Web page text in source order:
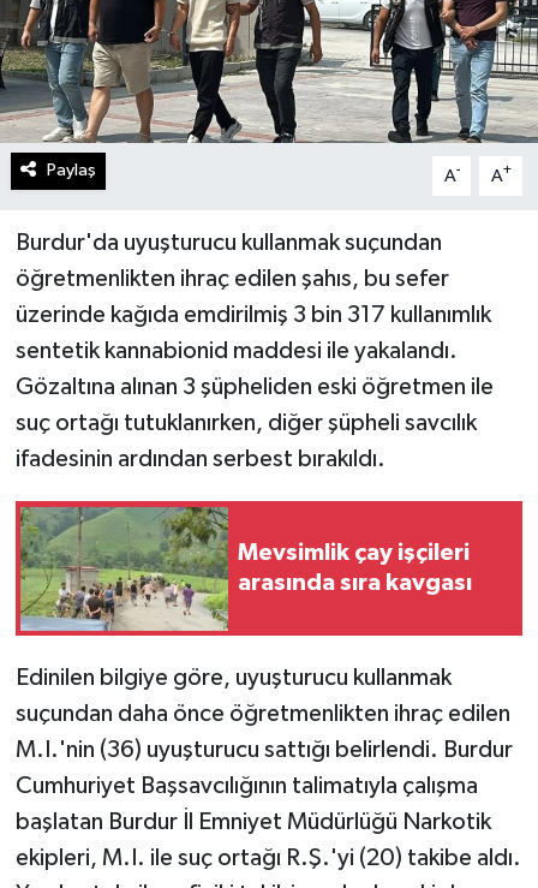
Paylaş A- A+
Burdur'da uyuşturucu kullanmak suçundan
öğretmenlikten ihraç edilen şahıs, bu sefer
üzerinde kağıda emdirilmiş 3 bin 317 kullanımlık
sentetik kannabionid maddesi ile yakalandı.
Gözaltına alınan 3 şüpheliden eski öğretmen ile
suç ortağı tutuklanırken, diğer şüpheli savcılık
ifadesinin ardından serbest bırakıldı.
Mevsimlik çay işçileri
arasında sıra kavgası
Edinilen bilgiye göre, uyuşturucu kullanmak
suçundan daha önce öğretmenlikten ihraç edilen
M.I.'nin (36) uyuşturucu sattığı belirlendi. Burdur
Cumhuriyet Başsavcılığının talimatıyla çalışma
başlatan Burdur İl Emniyet Müdürlüğü Narkotik
ekipleri, M.I. ile suç ortağı R.Ş.'yi (20) takibe aldı.